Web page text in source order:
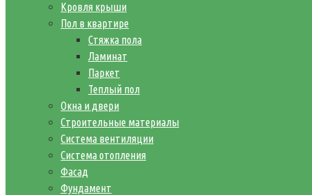
Кровля крыши
Пол в квартире
Стяжка пола
Ламинат
Паркет
Теплый пол
Окна и двери
Строительные материалы
Система вентиляции
Система отопления
Фасад
Фундамент